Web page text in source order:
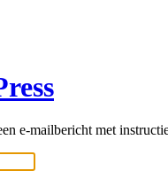
e-mailbericht met